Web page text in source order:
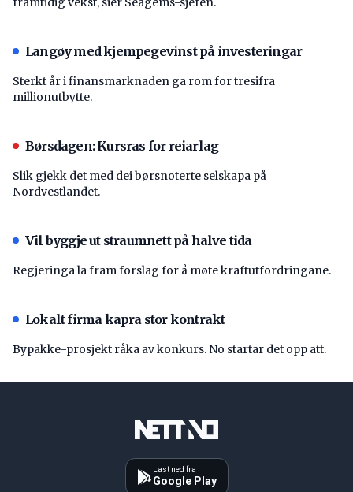
Langøy med kjempegevinst på investeringar
Sterkt år i finansmarknaden ga rom for tresifra
millionutbytte.
Børsdagen: Kursras for reiarlag
Slik gjekk det med dei børsnoterte selskapa på
Nordvestlandet.
Vil byggje ut straumnett på halve tida
Regjeringa la fram forslag for å møte kraftutfordringane.
Lokalt firma kapra stor kontrakt
Bypakke-prosjekt råka av konkurs. No startar det opp att.
Last ned fra
Google Play